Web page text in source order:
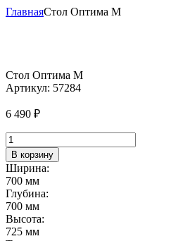
ГлавнаяСтол Оптима М
Стол Оптима М
Артикул: 57284
6 490 ₽
Количество
товара
Стол
Оптима
М
В корзину
Ширина:
700 мм
Глубина:
700 мм
Высота:
725 мм